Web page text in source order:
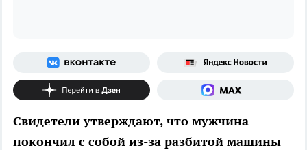
Свидетели утверждают, что мужчина
покончил с собой из-за разбитой машины